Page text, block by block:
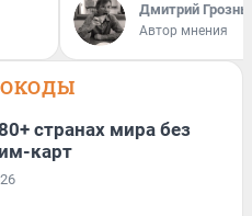
Дмитрий
Автор мнения
странах мира без
карт